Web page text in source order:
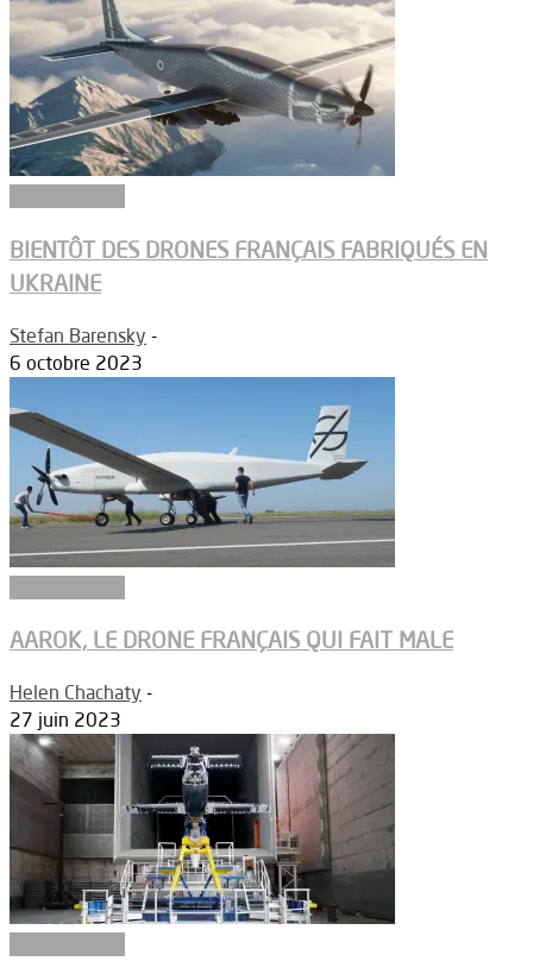
BIENTÔT DES DRONES FRANÇAIS FABRIQUÉS EN
UKRAINE
Stefan Barensky -
6 octobre 2023
AAROK, LE DRONE FRANÇAIS QUI FAIT MALE
Helen Chachaty -
27 juin 2023